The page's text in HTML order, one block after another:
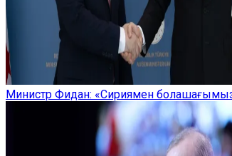
Министр Фидан: «Сириямен